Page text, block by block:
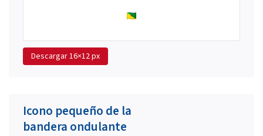
Descargar16×12 px
Icono pequeño de la
bandera ondulante